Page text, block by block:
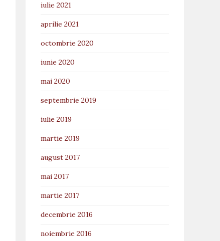
iulie 2021
aprilie 2021
octombrie 2020
iunie 2020
mai 2020
septembrie 2019
iulie 2019
martie 2019
august 2017
mai 2017
martie 2017
decembrie 2016
noiembrie 2016